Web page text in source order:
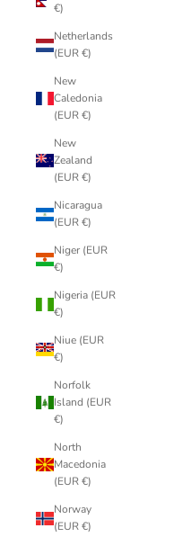
€)
Netherlands
(EUR €)
New
Caledonia
(EUR €)
New
Zealand
(EUR €)
Nicaragua
(EUR €)
Niger (EUR
€)
Nigeria (EUR
€)
Niue (EUR
€)
Norfolk
Island (EUR
€)
North
Macedonia
(EUR €)
Norway
(EUR €)